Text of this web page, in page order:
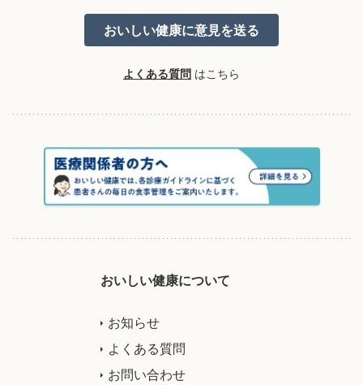
よくある質問 はこちら
おいしい健康について
お知らせ
よくある質問
お問い合わせ